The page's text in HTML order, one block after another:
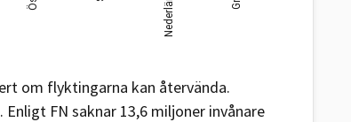
om flyktingarna kan återvända.
FN saknar 13,6 miljoner invånare